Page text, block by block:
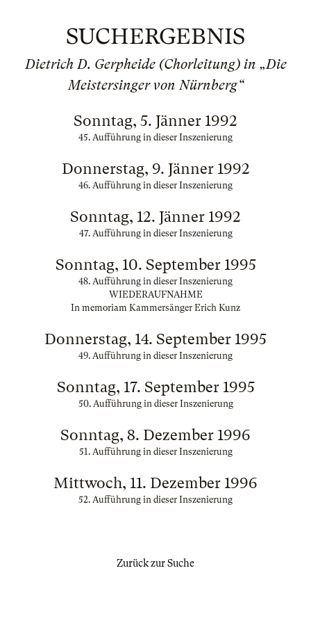
SUCHERGEBNIS
Dietrich D. Gerpheide (Chorleitung) in „Die
Meistersinger von Nürnberg“
Sonntag, 5. Jänner 1992
45. Aufführung in dieser Inszenierung
Donnerstag, 9. Jänner 1992
46. Aufführung in dieser Inszenierung
Sonntag, 12. Jänner 1992
47. Aufführung in dieser Inszenierung
Sonntag, 10. September 1995
48. Aufführung in dieser Inszenierung
WIEDERAUFNAHME
In memoriam Kammersänger Erich Kunz
Donnerstag, 14. September 1995
49. Aufführung in dieser Inszenierung
Sonntag, 17. September 1995
50. Aufführung in dieser Inszenierung
Sonntag, 8. Dezember 1996
51. Aufführung in dieser Inszenierung
Mittwoch, 11. Dezember 1996
52. Aufführung in dieser Inszenierung
Zurück zur Suche